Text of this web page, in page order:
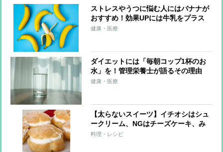
ストレスやうつに悩む人にはバナナが
おすすめ！効果UPには牛乳をプラス
健康・医療
ダイエットには「毎朝コップ1杯のお
水」を！管理栄養士が語るその理由
健康・医療
【太らないスイーツ】イチオシはシュ
ークリーム、NGはチーズケーキ、み
たらし団子
料理・レシピ